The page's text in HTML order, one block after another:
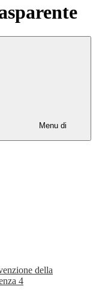
Menu di
della
4